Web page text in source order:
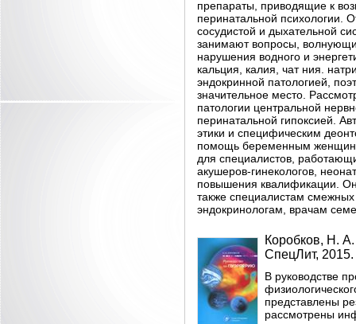
препараты, приводящие к
перинатальной психологии.
сосудистой и дыхательной
занимают вопросы,
нарушения водного и
кальция, калия, чат ния.
эндокринной патологией,
значительное место.
патологии центральной
перинатальной гипоксией.
этики и специ­фическим
помощь беременным
для специалистов,
акушеров-гинекологов,
повышения квалификации.
также специалистам
эндокринологам, врачам
Коробков, Н.
СпецЛит, 2015.
В руководстве
представлены
рассмотрены